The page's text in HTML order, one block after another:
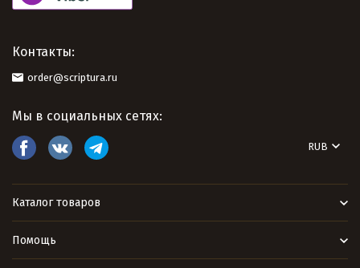
Контакты:
order@scriptura.ru
Мы в социальных сетях:
RUB
Каталог товаров
Помощь